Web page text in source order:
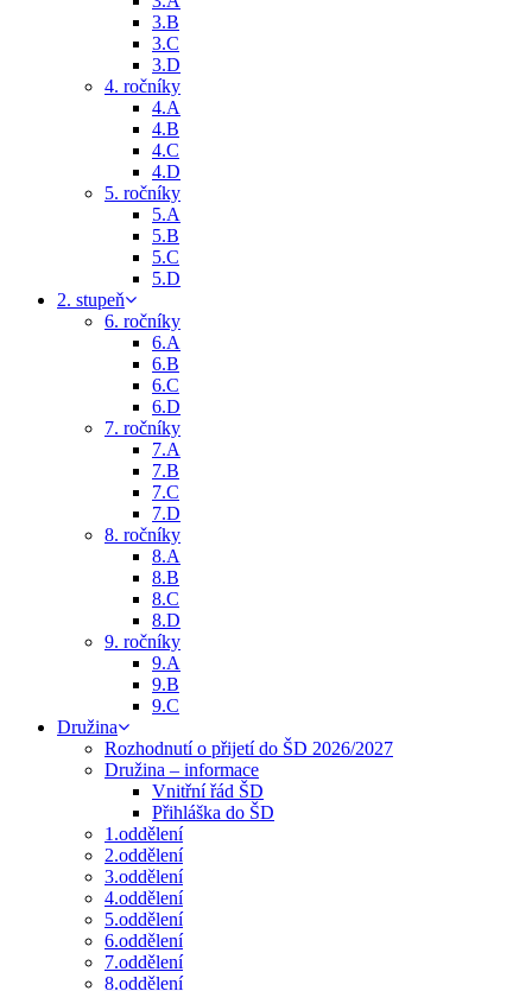
3.B
3.C
3.D
4. ročníky
4.A
4.B
4.C
4.D
5. ročníky
5.A
5.B
5.C
5.D
2. stupeň
6. ročníky
6.A
6.B
6.C
6.D
7. ročníky
7.A
7.B
7.C
7.D
8. ročníky
8.A
8.B
8.C
8.D
9. ročníky
9.A
9.B
9.C
Družina
Rozhodnutí o přijetí do ŠD 2026/2027
Družina – informace
Vnitřní řád ŠD
Přihláška do ŠD
1.oddělení
2.oddělení
3.oddělení
4.oddělení
5.oddělení
6.oddělení
7.oddělení
8.oddělení